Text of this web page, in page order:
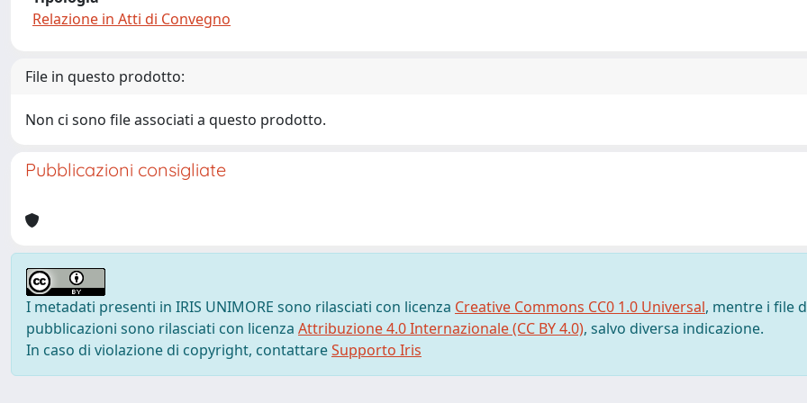
Relazione in Atti di Convegno
File in questo prodotto:
Non ci sono file associati a questo prodotto.
Pubblicazioni consigliate
I metadati presenti in IRIS UNIMORE sono rilasciati con licenza Creative Commons CC0 1.0 Universal, mentre i file
pubblicazioni sono rilasciati con licenza Attribuzione 4.0 Internazionale (CC BY 4.0), salvo diversa indicazione.
In caso di violazione di copyright, contattareSupporto Iris